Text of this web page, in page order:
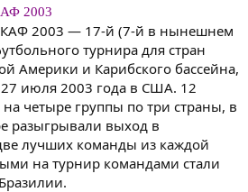
2003
2003 — 17-й (7-й в нынешнем
турнира для стран
Америки и Карибского бассейна,
июля 2003 года в США. 12
четыре группы по три страны, в
разыгрывали выход в
лучших команды из каждой
на турнир командами стали